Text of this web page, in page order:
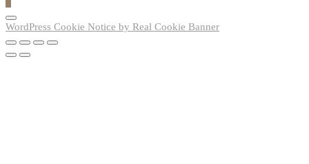
WordPress Cookie Notice by Real Cookie Banner